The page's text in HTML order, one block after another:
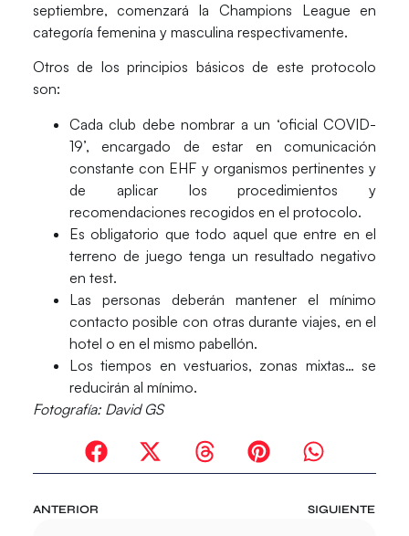
septiembre, comenzará la Champions League en
categoría femenina y masculina respectivamente.
Otros de los principios básicos de este protocolo
son:
Cada club debe nombrar a un ‘oficial COVID-
19’, encargado de estar en comunicación
constante con EHF y organismos pertinentes y
de aplicar los procedimientos y
recomendaciones recogidos en el protocolo.
Es obligatorio que todo aquel que entre en el
terreno de juego tenga un resultado negativo
en test.
Las personas deberán mantener el mínimo
contacto posible con otras durante viajes, en el
hotel o en el mismo pabellón.
Los tiempos en vestuarios, zonas mixtas… se
reducirán al mínimo.
Fotografía: David GS
ANTERIOR SIGUIENTE